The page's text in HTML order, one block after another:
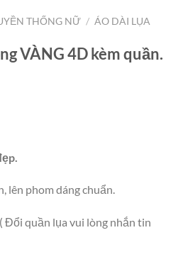
THỐNG NỮ / ÁO DÀI LỤA
VÀNG 4D kèm quần.
lên phom dáng chuẩn.
Đổi quần lụa vui lòng nhắn tin